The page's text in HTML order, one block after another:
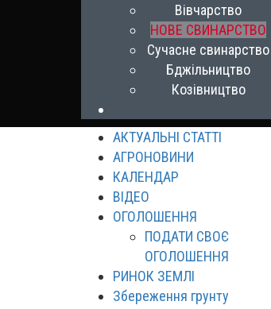
Вівчарство
НОВЕ СВИНАРСТВО
Сучасне свинарство
Бджільництво
Козівництво
АКТУАЛЬНІ СТАТТІ
АГРОНОВИНИ
КАЛЕНДАР
ВІДЕО
ОГОЛОШЕННЯ
ПОДАТИ СВОЄ
ОГОЛОШЕННЯ
РИНОК ЗЕМЛІ
Збереження грунту